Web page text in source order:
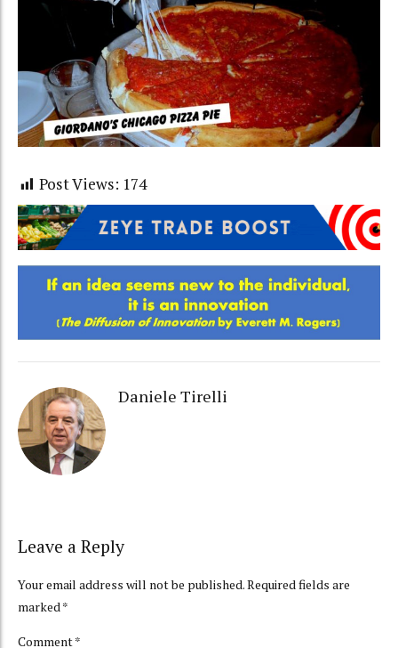
Post Views: 174
Daniele Tirelli
Leave a Reply
Your email address will not be published. Required fields are
marked *
Comment*